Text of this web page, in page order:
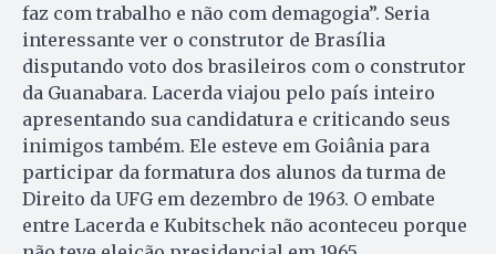
faz com trabalho e não com demagogia”. Seria
interessante ver o construtor de Brasília
disputando voto dos brasileiros com o construtor
da Guanabara. Lacerda viajou pelo país inteiro
apresentando sua candidatura e criticando seus
inimigos também. Ele esteve em Goiânia para
participar da formatura dos alunos da turma de
Direito da UFG em dezembro de 1963. O embate
entre Lacerda e Kubitschek não aconteceu porque